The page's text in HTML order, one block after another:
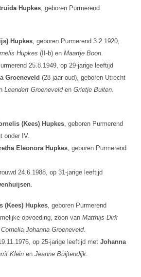
Hupkes, geboren Purmerend
Hupkes, geboren Purmerend 3.2.1920,
Hupkes (II-b) en Maartje Boon.
25.8.1949, op 29-jarige leeftijd
Groeneveld (28 jaar oud), geboren Utrecht
Leendert Groenevelden Grietje Buiten.
(Kees) Hupkes, geboren Purmerend
onder IV.
Eleonora Hupkes, geboren Purmerend
24.6.1988, op 31-jarige leeftijd
.
(Kees) Hupkes, geboren Purmerend
opvoeding, zoon van Matthijs Dirk
Cornelia Johanna Groeneveld.
op 25-jarige leeftijd met Johanna
Kleinen Jeanne Buijtendijk.